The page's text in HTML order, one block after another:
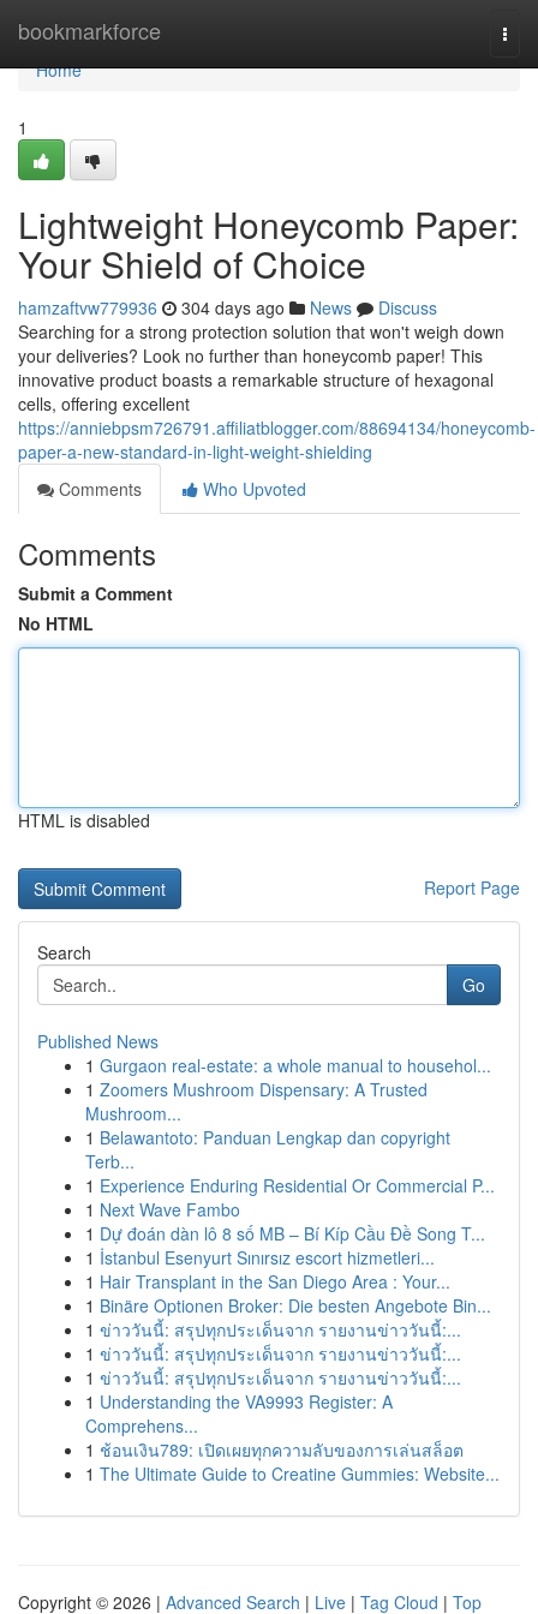
bookmarkforce
Home
Home
1
Lightweight Honeycomb Paper:
Your Shield of Choice
hamzaftvw779936 304 days ago News
Discuss
Searching for a strong protection solution that won't weigh down
your deliveries? Look no further than honeycomb paper! This
innovative product boasts a remarkable structure of hexagonal
cells, offering excellent
https://anniebpsm726791.affiliatblogger.com/88694134/honeycomb-
paper-a-new-standard-in-light-weight-shielding
Comments
Who Upvoted
Comments
Submit a Comment
No HTML
HTML is disabled
Report Page
Search
Go
Published News
1 Gurgaon real-estate: a whole manual to househol...
1 Zoomers Mushroom Dispensary: A Trusted
Mushroom...
1 Belawantoto: Panduan Lengkap dan copyright
Terb...
1 Experience Enduring Residential Or Commercial P...
1 Next Wave Fambo
1 Dự đoán dàn lô 8 số MB – Bí Kíp Cầu Đề Song T...
1 İstanbul Esenyurt Sınırsız escort hizmetleri...
1 Hair Transplant in the San Diego Area : Your...
1 Binäre Optionen Broker: Die besten Angebote Bin...
1 ข่าววันนี้: สรุปทุกประเด็นจาก รายงานข่าววันนี้:...
1 ข่าววันนี้: สรุปทุกประเด็นจาก รายงานข่าววันนี้:...
1 ข่าววันนี้: สรุปทุกประเด็นจาก รายงานข่าววันนี้:...
1 Understanding the VA9993 Register: A
Comprehens...
1 ช้อนเงิน789: เปิดเผยทุกความลับของการเล่นสล็อต
1 The Ultimate Guide to Creatine Gummies: Website...
Copyright © 2026 | Advanced Search | Live | Tag Cloud | Top